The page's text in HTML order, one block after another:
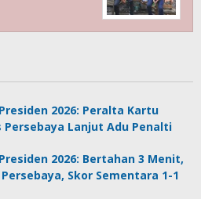
2026: Peralta Kartu
Persebaya Lanjut Adu Penalti
2026: Bertahan 3 Menit,
Skor Sementara 1-1